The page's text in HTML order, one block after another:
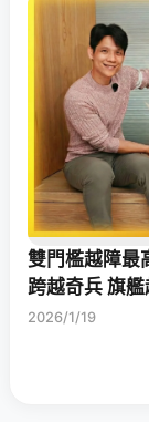
雙門檻越障
跨越奇兵 旗
2026/1/19